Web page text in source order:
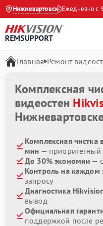
Нижневартовск
4.9 на Яндекс Ежедневно с
REMSUPPORT
Главная Ремонт
Комплексная
видеостен
Комплексная чистка
мин — приоритетный
До 30% экономии —
Контроль на каждом
запросу
Диагностика
вывод
Официальная
поддержкой после